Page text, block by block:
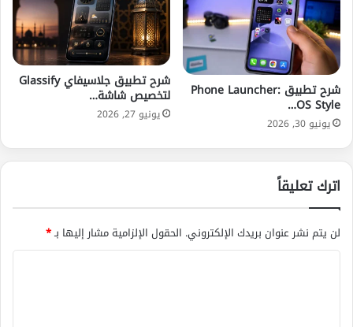
شرح تطبيق Phone Launcher:
OS Style…
يونيو 30, 2026
شرح تطبيق جلاسيفاي Glassify
لتخصيص شاشة…
يونيو 27, 2026
اترك تعليقاً
لن يتم نشر عنوان بريدك الإلكتروني. الحقول الإلزامية مشار إليها بـ*